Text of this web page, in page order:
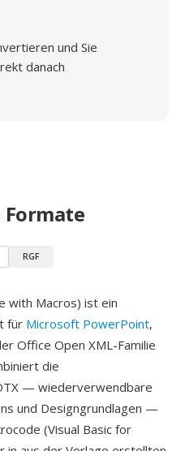
und Sie
danach
Formate
RGF
with Macros) ist ein
für Microsoft PowerPoint,
Office Open XML-Familie
die
— wiederverwendbare
und Designgrundlagen —
(Visual Basic for